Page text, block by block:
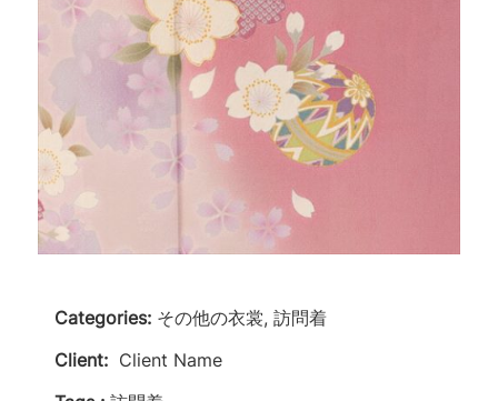
Categories: その他の衣裳, 訪問着
Client: Client Name